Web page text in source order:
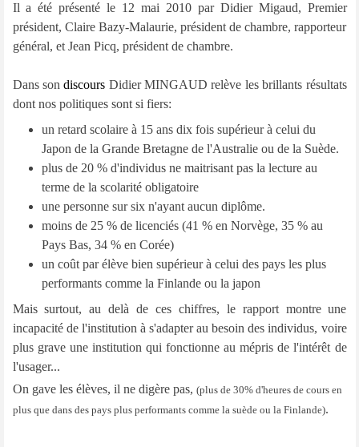
Il a été présenté le 12 mai 2010 par Didier Migaud, Premier
président, Claire Bazy-Malaurie, président de chambre, rapporteur
général, et Jean Picq, président de chambre.
Dans sondiscours Didier MINGAUD relève les brillants résultats
dont nos politiques sont si fiers:
un retard scolaire à 15 ans dix fois supérieur à celui du
Japon de la Grande Bretagne de l'Australie ou de la Suède.
plus de 20 % d'individus ne maitrisant pas la lecture au
terme de la scolarité obligatoire
une personne sur six n'ayant aucun diplôme.
moins de 25 % de licenciés (41 % en Norvège, 35 % au
Pays Bas, 34 % en Corée)
un coût par élève bien supérieur à celui des pays les plus
performants comme la Finlande ou la japon
Mais surtout, au delà de ces chiffres, le rapport montre une
incapacité de l'institution à s'adapter au besoin des individus, voire
plus grave une institution qui fonctionne au mépris de l'intérêt de
l'usager...
On gave les élèves, il ne digère pas, (plus de 30% d'heures de cours en
plus que dans des pays plus performants comme la suède ou la Finlande).